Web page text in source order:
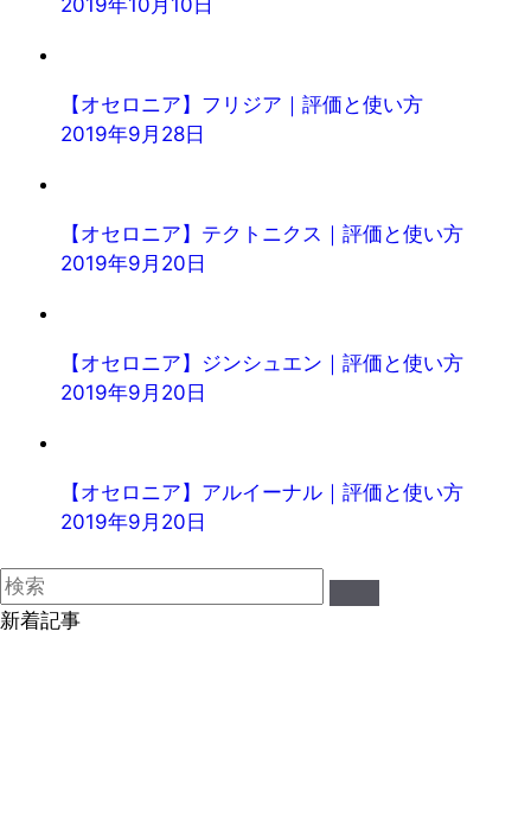
2019年10月10日
【オセロニア】フリジア｜評価と使い方
2019年9月28日
【オセロニア】テクトニクス｜評価と使い方
2019年9月20日
【オセロニア】ジンシュエン｜評価と使い方
2019年9月20日
【オセロニア】アルイーナル｜評価と使い方
2019年9月20日
新着記事